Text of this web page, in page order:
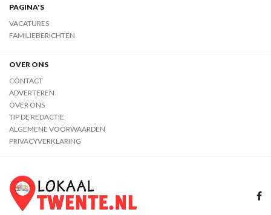
PAGINA'S
VACATURES
FAMILIEBERICHTEN
OVER ONS
CONTACT
ADVERTEREN
OVER ONS
TIP DE REDACTIE
ALGEMENE VOORWAARDEN
PRIVACYVERKLARING